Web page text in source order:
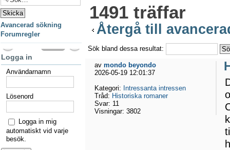
1491 träffar
Återgå till
Sök bland dessa resultat:
av mondo beyondo
2026-05-19 12:01:37
Kategori: Intressanta intressen
Tråd: Historiska romaner
Svar: 11
Visningar: 3802
Avancerad sökning
Forumregler
Logga in
Användarnamn
Lösenord
Logga in mig
automatiskt vid varje
besök.